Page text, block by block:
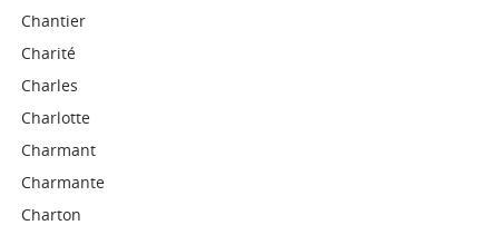
Chantier
Charité
Charles
Charlotte
Charmant
Charmante
Charton